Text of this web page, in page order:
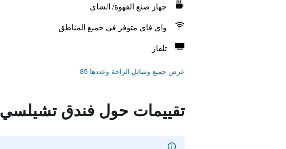
جهاز صنع القهوة/ الشاي
واي فاي متوفر في جميع المناطق
تلفاز
عرض جميع وسائل الراحة وعددها 85
تقييمات حول فندق تشيلسي